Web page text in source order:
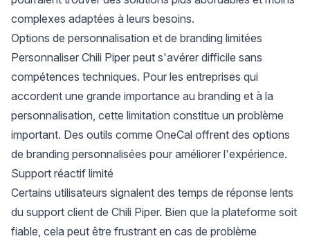
complexes adaptées à leurs besoins.
Options de personnalisation et de branding limitées
Personnaliser Chili Piper peut s'avérer difficile sans
compétences techniques. Pour les entreprises qui
accordent une grande importance au branding et à la
personnalisation, cette limitation constitue un problème
important. Des outils comme OneCal offrent des options
de branding personnalisées pour améliorer l'expérience.
Support réactif limité
Certains utilisateurs signalent des temps de réponse lents
du support client de Chili Piper. Bien que la plateforme soit
fiable, cela peut être frustrant en cas de problème